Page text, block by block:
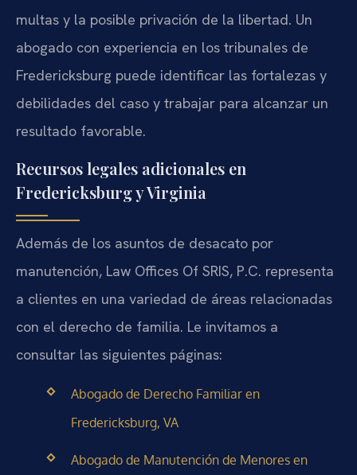
multas y la posible privación de la libertad. Un
abogado con experiencia en los tribunales de
Fredericksburg puede identificar las fortalezas y
debilidades del caso y trabajar para alcanzar un
resultado favorable.
Recursos legales adicionales en
Fredericksburg y Virginia
Además de los asuntos de desacato por
manutención, Law Offices Of SRIS, P.C. representa
a clientes en una variedad de áreas relacionadas
con el derecho de familia. Le invitamos a
consultar las siguientes páginas:
Abogado de Derecho Familiar en
Fredericksburg, VA
Abogado de Manutención de Menores en